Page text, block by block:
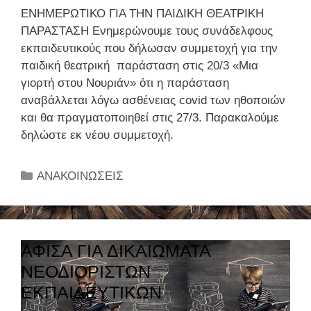
π
ρ
ι
ί
ο
–
γ
έ
τ
ρ
ω
σ
Ν
Α
Ρ
Χ
Ι
Α
Α
ς
ΕΝΗΜΕΡΩΤΙΚΟ ΓΙΑ ΤΗΝ ΠΑΙΔΙΚΗ ΘΕΑΤΡΙΚΗ
ΠΑΡΑΣΤΑΣΗ Ενημερώνουμε τους συνάδελφους
εκπαιδευτικούς που δήλωσαν συμμετοχή για την
παιδική θεατρική παράσταση στις 20/3 «Μια
γιορτή στου Νουριάν» ότι η παράσταση
αναβάλλεται λόγω ασθένειας covid των ηθοποιών
και θα πραγματοποιηθεί στις 27/3. Παρακαλούμε
δηλώστε εκ νέου συμμετοχή.
Κ
τ
γ
ο
ρ
ί
ΑΝΑΚΟΙΝΩΣΕΙΣ
ΑΦΙΣΑ ΓΙΑ ΔΙΚΑΙΩΜΑΤΑ
ΝΕΟΔΙΟΡΙΣΤΩΝ
ΕΚΠΑΙΔΕΥΤΙΚΩΝ